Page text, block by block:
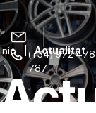
(+34) 972 478
787
Inici Actualitat